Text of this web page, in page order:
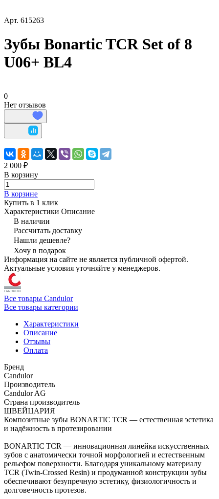
Арт. 615263
Зубы Bonartic TCR Set of 8
U06+ BL4
0
Нет отзывов
2 000 ₽
В корзину
В корзине
Купить в 1 клик
Характеристики Описание
В наличии
Рассчитать доставку
Нашли дешевле?
Хочу в подарок
Информация на сайте не является публичной офертой.
Актуальные условия уточняйте у менеджеров.
Все товары Candulor
Все товары категории
Характеристики
Описание
Отзывы
Оплата
Бренд
Candulor
Производитель
Candulor AG
Страна производитель
ШВЕЙЦАРИЯ
Композитные зубы BONARTIC TCR — естественная эстетика
и надёжность в протезировании
BONARTIC TCR — инновационная линейка искусственных
зубов с анатомически точной морфологией и естественным
рельефом поверхности. Благодаря уникальному материалу
TCR (Twin‑Crossed Resin) и продуманной конструкции зубы
обеспечивают безупречную эстетику, физиологичность и
долговечность протезов.